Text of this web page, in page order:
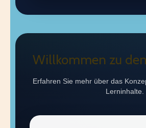
Willkommen zu
Erfahren Sie mehr über das
Lerninhalte.